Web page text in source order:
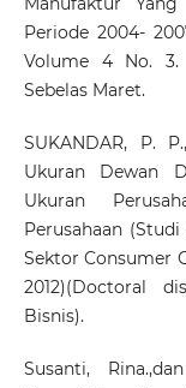
Periode 2004-
Volume 4 No. 3.
Sebelas Maret.
SUKANDAR, P.
Ukuran Dewan
Ukuran
Perusahaan
Sektor Consumer
2012)(Doctoral
Bisnis).
Susanti,